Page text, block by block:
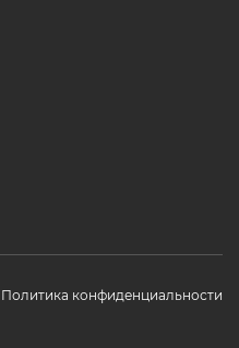
Политика конфиденциальности